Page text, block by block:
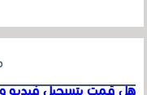
هل قمت بتسجيل فيديو